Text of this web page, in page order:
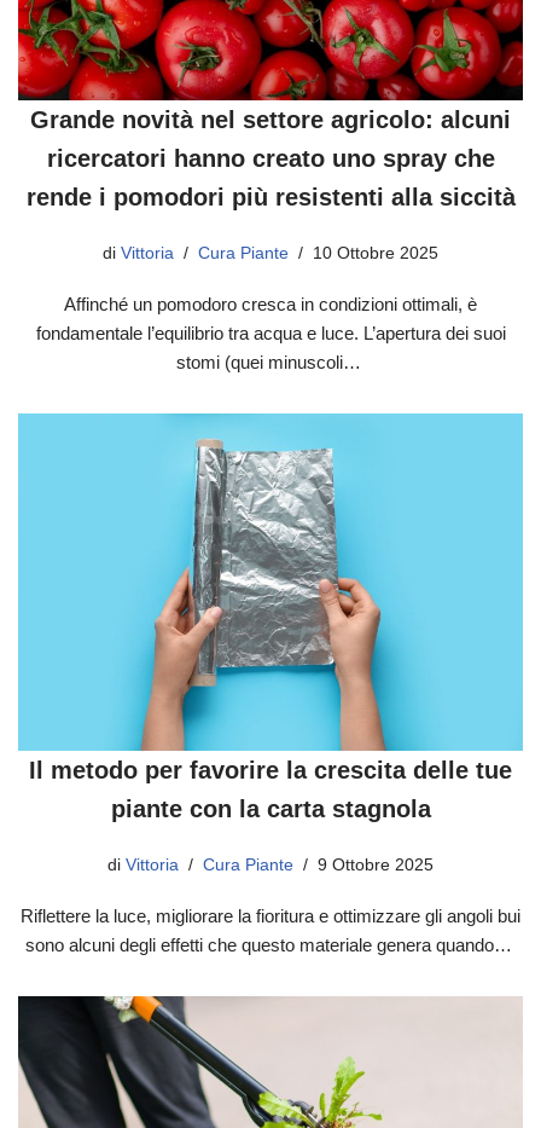
Grande novità nel settore agricolo: alcuni
ricercatori hanno creato uno spray che
rende i pomodori più resistenti alla siccità
di Vittoria Cura Piante 10 Ottobre 2025
Affinché un pomodoro cresca in condizioni ottimali, è
fondamentale l’equilibrio tra acqua e luce. L’apertura dei suoi
stomi (quei minuscoli…
Il metodo per favorire la crescita delle tue
piante con la carta stagnola
di Vittoria Cura Piante 9 Ottobre 2025
Riflettere la luce, migliorare la fioritura e ottimizzare gli angoli bui
sono alcuni degli effetti che questo materiale genera quando…